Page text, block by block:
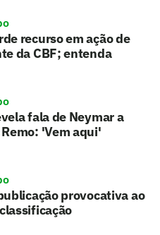
recurso em ação de
da CBF; entenda
fala de Neymar a
'Vem aqui'
provocativa ao